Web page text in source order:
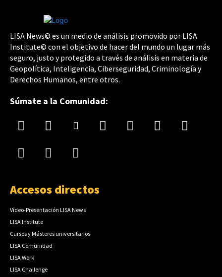
LISA News© es un medio de análisis promovido por LISA
Institute© con el objetivo de hacer del mundo un lugar más
seguro, justo y protegido a través de análisis en materia de
Geopolítica, Inteligencia, Ciberseguridad, Criminología y
Derechos Humanos, entre otros.
Súmate a la Comunidad:
Accesos directos
Vídeo-Presentación LISA News
LISA Institute
Cursos y Másteres universitarios
LISA Comunidad
LISA Work
LISA Challenge